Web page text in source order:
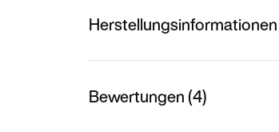
Herstellungsinformationen
Bewertungen (4)